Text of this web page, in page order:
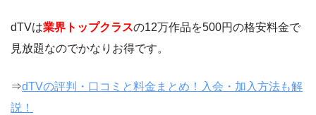
dTVは業界トップクラスの12万作品を500円の格安料金で
見放題なのでかなりお得です。
⇒dTVの評判・口コミと料金まとめ！入会・加入方法も解
説！